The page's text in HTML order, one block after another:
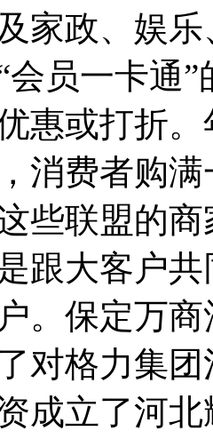
家政、娱
会员一卡通
惠或打折
消费者购
些联盟的
跟大客户
。保定万
对格力集
成立了河